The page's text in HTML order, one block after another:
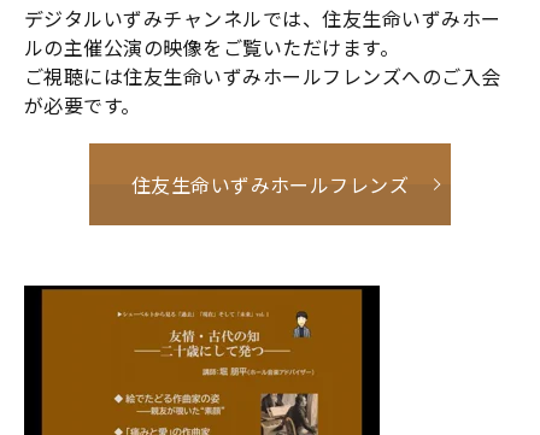
デジタルいずみチャンネルでは、住友生命いずみホー
ルの主催公演の映像をご覧いただけます。
ご視聴には住友生命いずみホールフレンズへのご入会
が必要です。
住友生命いずみホールフレンズ